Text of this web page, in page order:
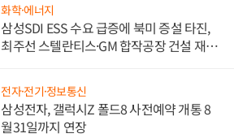
화학·에너지
삼성SDI ESS 수요 급증에 북미 증설 타진,
최주선 스텔란티스·GM 합작공장 건설 재추
전자·전기·정보통신
삼성전자, 갤럭시Z 폴드8 사전예약 개통 8
월31일까지 연장